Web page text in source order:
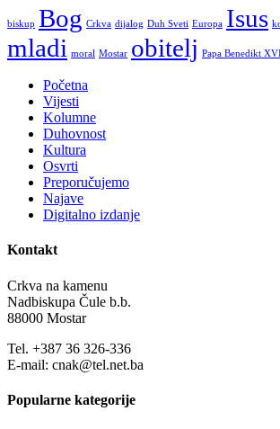
biskup Bog Crkva dijalog Duh Sveti Europa Isus
mladi moral Mostar obitelj Papa Benedikt
Početna
Vijesti
Kolumne
Duhovnost
Kultura
Osvrti
Preporučujemo
Najave
Digitalno izdanje
Kontakt
Crkva na kamenu
Nadbiskupa Čule b.b.
88000 Mostar
Tel. +387 36 326-336
E-mail: cnak@tel.net.ba
Popularne kategorije